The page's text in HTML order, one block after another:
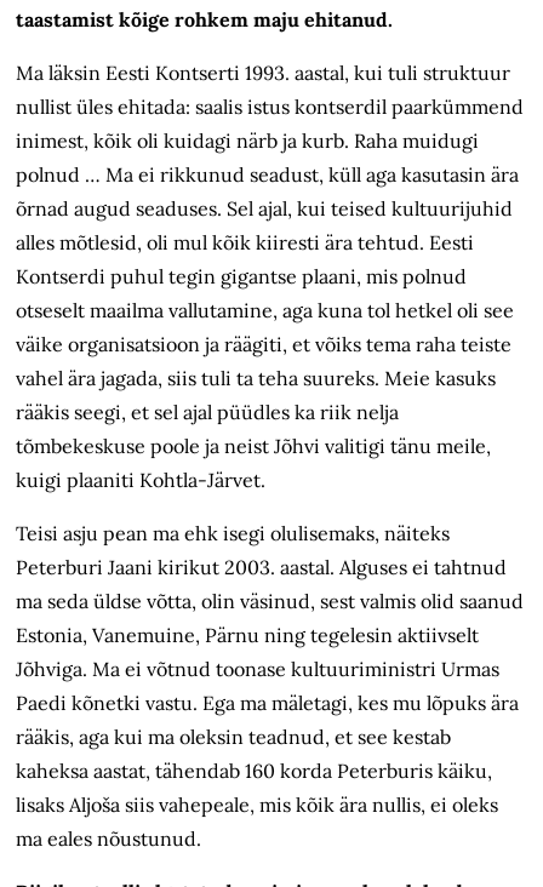
taastamist kõige rohkem maju ehitanud.
Ma läksin Eesti Kontserti 1993. aastal, kui tuli struktuur
nullist üles ehitada: saalis istus kontserdil paarkümmend
inimest, kõik oli kuidagi närb ja kurb. Raha muidugi
polnud … Ma ei rikkunud seadust, küll aga kasutasin ära
õrnad augud seaduses. Sel ajal, kui teised kultuurijuhid
alles mõtlesid, oli mul kõik kiiresti ära tehtud. Eesti
Kontserdi puhul tegin gigantse plaani, mis polnud
otseselt maailma vallutamine, aga kuna tol hetkel oli see
väike organisatsioon ja räägiti, et võiks tema raha teiste
vahel ära jagada, siis tuli ta teha suureks. Meie kasuks
rääkis seegi, et sel ajal püüdles ka riik nelja
tõmbekeskuse poole ja neist Jõhvi valitigi tänu meile,
kuigi plaaniti Kohtla-Järvet.
Teisi asju pean ma ehk isegi olulisemaks, näiteks
Peterburi Jaani kirikut 2003. aastal. Alguses ei tahtnud
ma seda üldse võtta, olin väsinud, sest valmis olid saanud
Estonia, Vanemuine, Pärnu ning tegelesin aktiivselt
Jõhviga. Ma ei võtnud toonase kultuuriministri Urmas
Paedi kõnetki vastu. Ega ma mäletagi, kes mu lõpuks ära
rääkis, aga kui ma oleksin teadnud, et see kestab
kaheksa aastat, tähendab 160 korda Peterburis käiku,
lisaks Aljoša siis vahepeale, mis kõik ära nullis, ei oleks
ma eales nõustunud.